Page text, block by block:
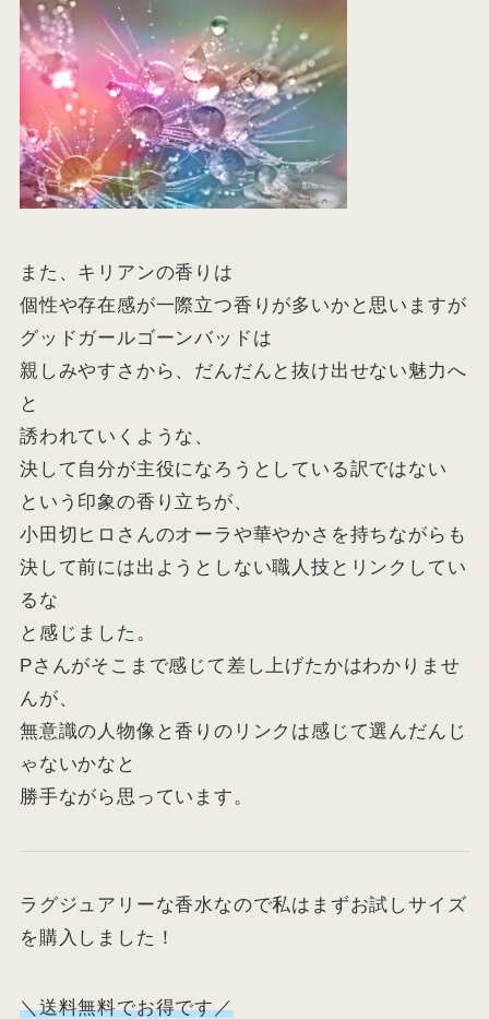
また、キリアンの香りは
個性や存在感が一際立つ香りが多いかと思いますが
グッドガールゴーンバッドは
親しみやすさから、だんだんと抜け出せない魅力へ
と
誘われていくような 、
決して自分が主役になろうとしている訳ではない
という印象の香り立ちが、
小田切ヒロさんのオーラや華やかさを持ちながらも
決して前には出ようとしない職人技 とリンクしてい
るな
と感じました。
Pさんがそこまで感じて差し上げたかはわかりませ
んが、
無意識の人物像と香りのリンクは感じて選んだんじ
ゃないかなと
勝手ながら思っています。
ラグジュアリーな香水なので私はまずお試しサイズ
を購入しました！
＼送料無料でお得です／